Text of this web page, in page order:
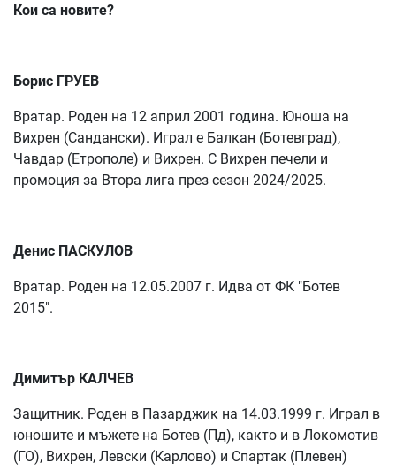
Кои са новите?
Борис ГРУЕВ
Вратар. Роден на 12 април 2001 година. Юноша на
Вихрен (Сандански). Играл е Балкан (Ботевград),
Чавдар (Етрополе) и Вихрен. С Вихрен печели и
промоция за Втора лига през сезон 2024/2025.
Денис ПАСКУЛОВ
Вратар. Роден на 12.05.2007 г. Идва от ФК "Ботев
2015".
Димитър КАЛЧЕВ
Защитник. Роден в Пазарджик на 14.03.1999 г. Играл в
юношите и мъжете на Ботев (Пд), както и в Локомотив
(ГО), Вихрен, Левски (Карлово) и Спартак (Плевен)